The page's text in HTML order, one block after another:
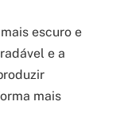
escuro e
e a
mais